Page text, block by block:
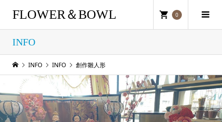
FLOWER＆BOWL 0
INFO
INFO INFO 創作雛人形